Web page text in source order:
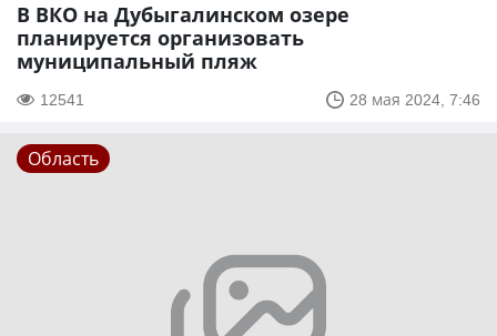
В ВКО на Дубыгалинском озере
планируется организовать
муниципальный пляж
12541 28 мая 2024, 7:46
Область